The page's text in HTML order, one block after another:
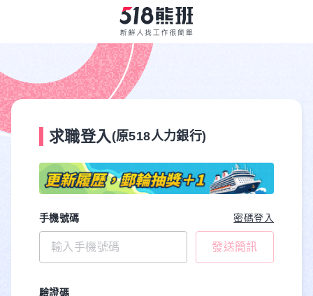
求職登入 (原518人力銀行)
手機號碼 密碼登入
發送簡訊
驗證碼